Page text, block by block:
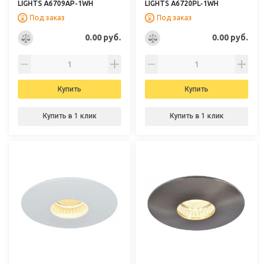
LIGHTS A6709AP-1WH
Под заказ
0.00 руб.
Купить
Купить в 1 клик
LIGHTS A6720PL-1WH
Под заказ
0.00 руб.
Купить
Купить в 1 клик